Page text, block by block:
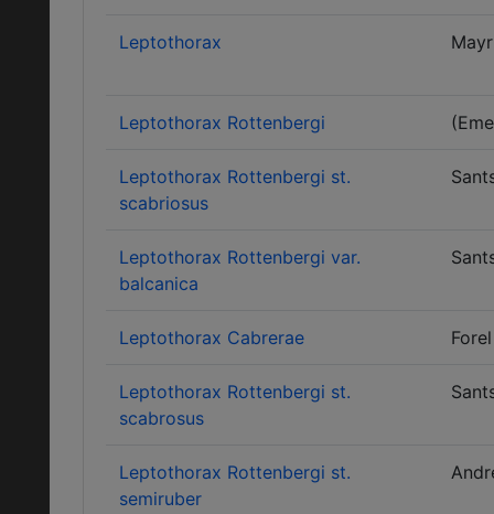
Leptothorax Mayr
Leptothorax Rottenbergi
Leptothorax Rottenbergi st.
scabriosus
Leptothorax Rottenbergi var.
balcanica
Leptothorax Cabrerae Forel
Leptothorax Rottenbergi st.
scabrosus
Leptothorax Rottenbergi st.
semiruber